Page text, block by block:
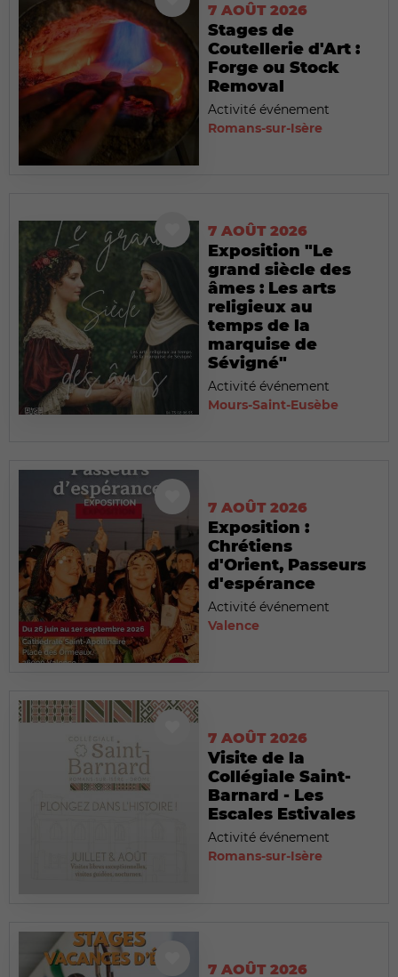
7 AOÛT 2026
Stages de
Coutellerie d'Art :
Forge ou Stock
Removal
Activité événement
Romans-sur-Isère
7 AOÛT 2026
Exposition "Le
grand siècle des
âmes : Les arts
religieux au
temps de la
marquise de
Sévigné"
Activité événement
Mours-Saint-Eusèbe
7 AOÛT 2026
Exposition :
Chrétiens
d'Orient, Passeurs
d'espérance
Activité événement
Valence
7 AOÛT 2026
Visite de la
Collégiale Saint-
Barnard - Les
Escales Estivales
Activité événement
Romans-sur-Isère
7 AOÛT 2026